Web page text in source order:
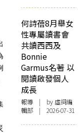
何詩蓓8月舉女
性專屬讀書會
共讀西西及
Bonnie
Garmus名著 以
閱讀啟發個人
成長
報導 | by 虛詞編
輯部 | 2026-07-31